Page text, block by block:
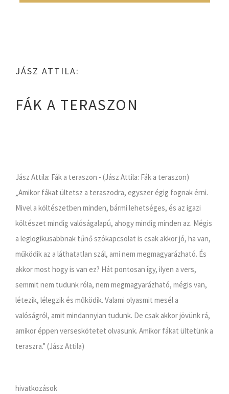
JÁSZ ATTILA:
FÁK A TERASZON
Jász Attila: Fák a teraszon - (Jász Attila: Fák a teraszon)
„Amikor fákat ültetsz a teraszodra, egyszer égig fognak érni.
Mivel a költészetben minden, bármi lehetséges, és az igazi
költészet mindig valóságalapú, ahogy mindig minden az. Mégis
a leglogikusabbnak tűnő szókapcsolat is csak akkor jó, ha van,
működik az a láthatatlan szál, ami nem megmagyarázható. És
akkor most hogy is van ez? Hát pontosan így, ilyen a vers,
semmit nem tudunk róla, nem megmagyarázható, mégis van,
létezik, lélegzik és működik. Valami olyasmit mesél a
valóságról, amit mindannyian tudunk. De csak akkor jövünk rá,
amikor éppen verseskötetet olvasunk. Amikor fákat ültetünk a
teraszra.” (Jász Attila)
hivatkozások